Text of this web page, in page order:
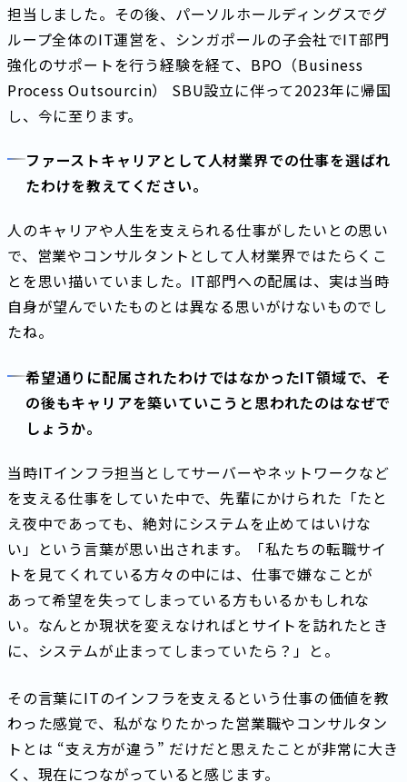
担当しました。その後、パーソルホールディングスでグ
ループ全体のIT運営を、シンガポールの子会社でIT部門
強化のサポートを行う経験を経て、BPO（Business
Process Outsourcin） SBU設立に伴って2023年に帰国
し、今に至ります。
ファーストキャリアとして人材業界での仕事を選ばれ
たわけを教えてください。
人のキャリアや人生を支えられる仕事がしたいとの思い
で、営業やコンサルタントとして人材業界ではたらくこ
とを思い描いていました。IT部門への配属は、実は当時
自身が望んでいたものとは異なる思いがけないものでし
たね。
希望通りに配属されたわけではなかったIT領域で、そ
の後もキャリアを築いていこうと思われたのはなぜで
しょうか。
当時ITインフラ担当としてサーバーやネットワークなど
を支える仕事をしていた中で、先輩にかけられた「たと
え夜中であっても、絶対にシステムを止めてはいけな
い」という言葉が思い出されます。「私たちの転職サイ
トを見てくれている方々の中には、仕事で嫌なことが
あって希望を失ってしまっている方もいるかもしれな
い。なんとか現状を変えなければとサイトを訪れたとき
に、システムが止まってしまっていたら？」と。
その言葉にITのインフラを支えるという仕事の価値を教
わった感覚で、私がなりたかった営業職やコンサルタン
トとは “支え方が違う” だけだと思えたことが非常に大き
く、現在につながっていると感じます。